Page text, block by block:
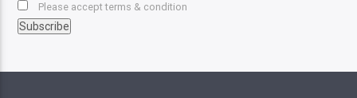
Please accept terms & condition